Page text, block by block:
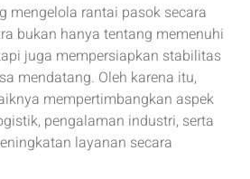
mengelola rantai pasok secara
bukan hanya tentang memenuhi
juga mempersiapkan stabilitas
mendatang. Oleh karena itu,
mempertimbangkan aspek
pengalaman industri, serta
layanan secara